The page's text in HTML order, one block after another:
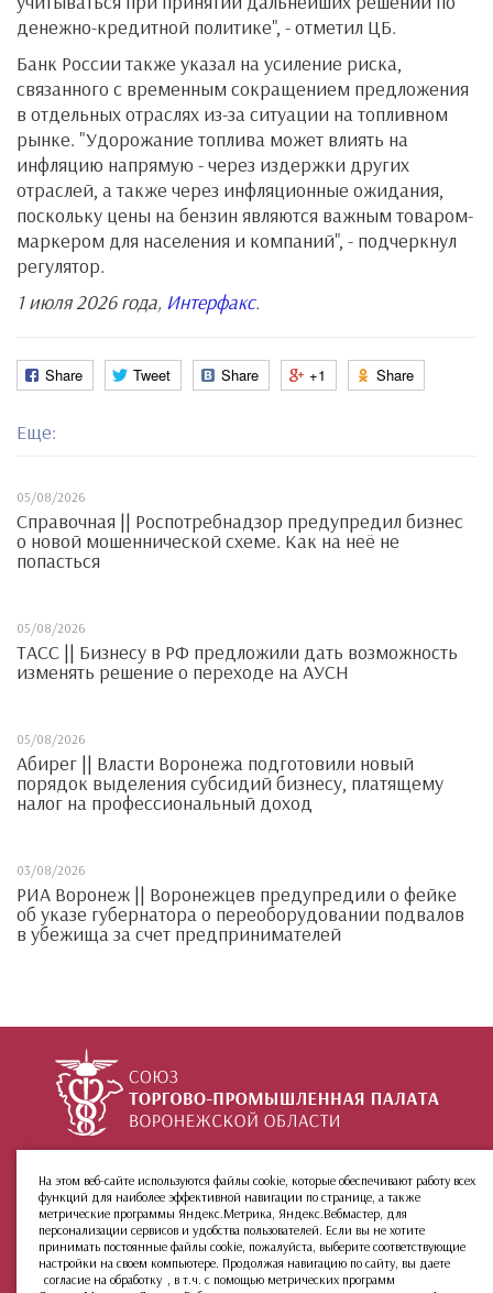
денежно-кредитной политике", - отметил ЦБ.
Банк России также указал на усиление риска,
связанного с временным сокращением предложения
в отдельных отраслях из-за ситуации на топливном
рынке. "Удорожание топлива может влиять на
инфляцию напрямую - через издержки других
отраслей, а также через инфляционные ожидания,
поскольку цены на бензин являются важным товаром-
маркером для населения и компаний", - подчеркнул
регулятор.
1 июля 2026 года, Интерфакс.
Share Tweet Share +1 Share
Еще:
05/08/2026
Справочная || Роспотребнадзор предупредил бизнес
о новой мошеннической схеме. Как на неё не
попасться
05/08/2026
ТАСС || Бизнесу в РФ предложили дать возможность
изменять решение о переходе на АУСН
05/08/2026
Абирег || Власти Воронежа подготовили новый
порядок выделения субсидий бизнесу, платящему
налог на профессиональный доход
03/08/2026
РИА Воронеж || Воронежцев предупредили о фейке
об указе губернатора о переоборудовании подвалов
в убежища за счет предпринимателей
О палате
Новости
Услуги
Членство
Инфо
МКАС
Архив сайта
Группы:
На этом веб-сайте используются файлы cookie, которые обеспечивают работу всех
функций для наиболее эффективной навигации по странице, а также
метрические программы Яндекс.Метрика, Яндекс.Вебмастер, для
персонализации сервисов и удобства пользователей. Если вы не хотите
принимать постоянные файлы cookie, пожалуйста, выберите соответствующие
настройки на своем компьютере. Продолжая навигацию по сайту, вы даете
согласие на обработку , в т.ч. с помощью метрических программ